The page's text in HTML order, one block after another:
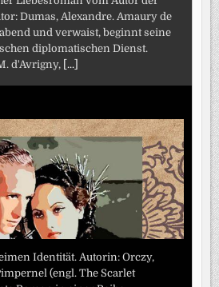
Dumas, Alexandre. Amaury de
und verwaist, beginnt seine
diplomatischen Dienst.
d'Avrigny, [...]
Identität. Autorin: Orczy,
(engl. The Scarlet